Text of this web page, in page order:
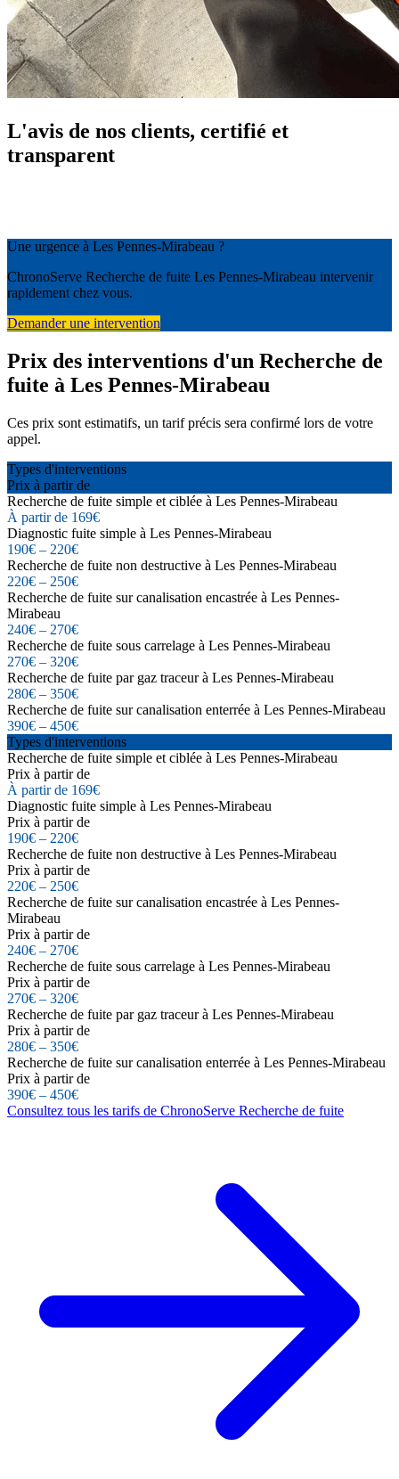
L'avis de nos clients, certifié et
transparent
Une urgence à Les Pennes-Mirabeau ?
ChronoServe Recherche de fuite Les Pennes-Mirabeau intervenir
rapidement chez vous.
Demander une intervention
Prix des interventions d'un Recherche de
fuite à Les Pennes-Mirabeau
Ces prix sont estimatifs, un tarif précis sera confirmé lors de votre
appel.
Types d'interventions
Prix à partir de
Recherche de fuite simple et ciblée à Les Pennes-Mirabeau
À partir de 169€
Diagnostic fuite simple à Les Pennes-Mirabeau
190€ – 220€
Recherche de fuite non destructive à Les Pennes-Mirabeau
220€ – 250€
Recherche de fuite sur canalisation encastrée à Les Pennes-
Mirabeau
240€ – 270€
Recherche de fuite sous carrelage à Les Pennes-Mirabeau
270€ – 320€
Recherche de fuite par gaz traceur à Les Pennes-Mirabeau
280€ – 350€
Recherche de fuite sur canalisation enterrée à Les Pennes-Mirabeau
390€ – 450€
Types d'interventions
Recherche de fuite simple et ciblée à Les Pennes-Mirabeau
Prix à partir de
À partir de 169€
Diagnostic fuite simple à Les Pennes-Mirabeau
Prix à partir de
190€ – 220€
Recherche de fuite non destructive à Les Pennes-Mirabeau
Prix à partir de
220€ – 250€
Recherche de fuite sur canalisation encastrée à Les Pennes-
Mirabeau
Prix à partir de
240€ – 270€
Recherche de fuite sous carrelage à Les Pennes-Mirabeau
Prix à partir de
270€ – 320€
Recherche de fuite par gaz traceur à Les Pennes-Mirabeau
Prix à partir de
280€ – 350€
Recherche de fuite sur canalisation enterrée à Les Pennes-Mirabeau
Prix à partir de
390€ – 450€
Consultez tous les tarifs de ChronoServe Recherche de fuite